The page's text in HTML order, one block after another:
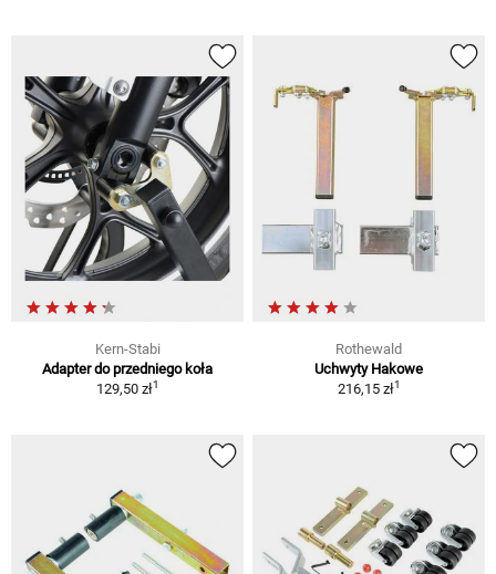
Kern-Stabi
Adapter do przedniego koła
129,50 zł1
Rothewald
Uchwyty Hakowe
216,15 zł1